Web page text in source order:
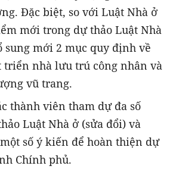
Đặc biệt, so với Luật Nhà ở
mới trong dự thảo Luật Nhà
sung mới 2 mục quy định về
triển nhà lưu trú công nhân và
vũ trang.
thành viên tham dự đa số
Luật Nhà ở (sửa đổi) và
số ý kiến để hoàn thiện dự
Chính phủ.